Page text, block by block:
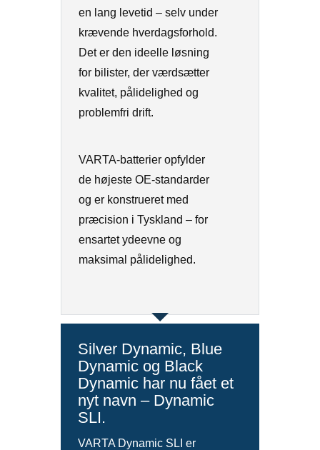
en lang levetid – selv under
krævende hverdagsforhold.
Det er den ideelle løsning
for bilister, der værdsætter
kvalitet, pålidelighed og
problemfri drift.
VARTA-batterier opfylder
de højeste OE-standarder
og er konstrueret med
præcision i Tyskland – for
ensartet ydeevne og
maksimal pålidelighed.
Silver Dynamic, Blue
Dynamic og Black
Dynamic har nu fået et
nyt navn – Dynamic
SLI.
VARTA Dynamic SLI er